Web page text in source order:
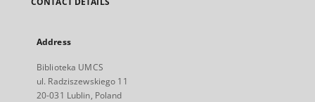
Address
Biblioteka UMCS
ul. Radziszewskiego 11
20-031 Lublin, Poland